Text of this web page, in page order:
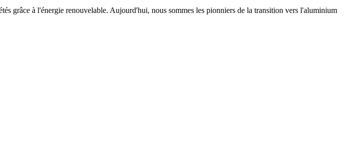
grâce à l'énergie renouvelable. Aujourd'hui, nous sommes les pionniers de la transition vers l'aluminium